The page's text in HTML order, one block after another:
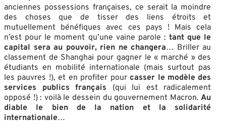
anciennes possessions françaises, ce serait la moindre
des choses que de tisser des liens étroits et
mutuellement bénéfiques avec ces pays ! Mais cela
n’est pour le moment qu’une vaine parole :tant que le
capital sera au pouvoir, rien ne changera… Briller au
classement de Shanghai pour gagner le « marché » des
étudiants en mobilité internationale (mais surtout pas
les pauvres !), et en profiter pourcasser le modèle des
services publics français (qui lui est radicalement
opposé !) : voilà le dessein du gouvernement Macron.Au
diable le bien de la nation et la solidarité
internationale…